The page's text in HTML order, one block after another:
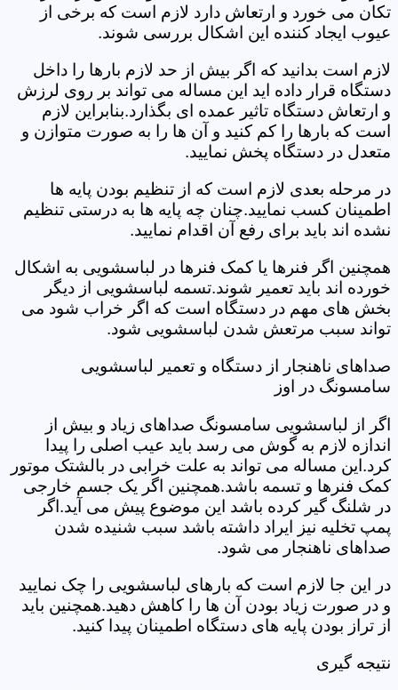
تکان می خورد و ارتعاش دارد لازم است که برخی از
عیوب ایجاد کننده این اشکال بررسی شوند.
لازم است بدانید که اگر بیش از حد لازم بارها را داخل
دستگاه قرار داده اید این مساله می تواند بر روی لرزش
و ارتعاش دستگاه تاثیر عمده ای بگذارد.بنابراین لازم
است که بارها را کم کنید و آن ها را به صورت متوازن و
متعدل در دستگاه پخش نمایید.
در مرحله بعدی لازم است که از تنظیم بودن پایه ها
اطمینان کسب نمایید.چنان چه پایه ها به درستی تنظیم
نشده اند باید برای رفع آن اقدام نمایید.
همچنین اگر فنرها یا کمک فنرها در لباسشویی به اشکال
خورده اند باید تعمیر شوند.تسمه لباسشویی از دیگر
بخش های مهم در دستگاه است که اگر خراب شود می
تواند سبب مرتعش شدن لباسشویی شود.
صداهای ناهنجار از دستگاه و تعمیر لباسشویی
سامسونگ در اوز
اگر از لباسشویی سامسونگ صداهای زیاد و بیش از
اندازه لازم به گوش می رسد باید عیب اصلی را پیدا
کرد.این مساله می تواند به علت خرابی در بالشتک موتور
کمک فنرها و تسمه باشد.همچنین اگر یک جسم خارجی
در شلنگ گیر کرده باشد این موضوع پیش می آید.اگر
پمپ تخلیه نیز ایراد داشته باشد سبب شنیده شدن
صداهای ناهنجار می شود.
در این جا لازم است که بارهای لباسشویی را چک نمایید
و در صورت زیاد بودن آن ها را کاهش دهید.همچنین باید
از تراز بودن پایه های دستگاه اطمینان پیدا کنید.
نتیجه گیری